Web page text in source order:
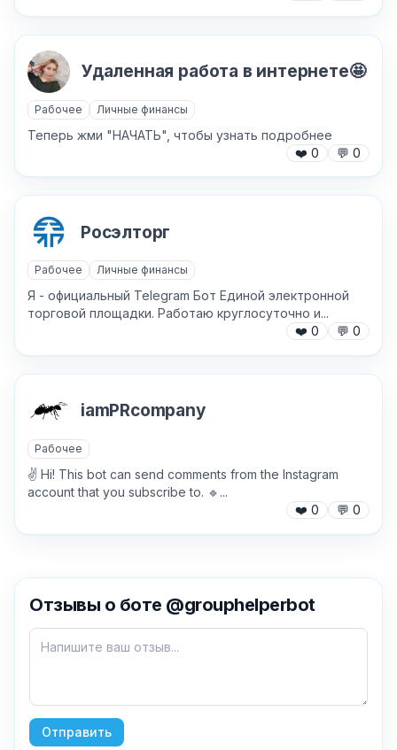
Как добавить бота?
Текст обращения (необязательно)
Хочу получить ответ на email
Удаленная работа в интернете🤩
Рабочее Личные финансы
Теперь жми "НАЧАТЬ", чтобы узнать подробнее
❤️ 0 💬 0
Росэлторг
Рабочее Личные финансы
Я - официальный Telegram Бот Единой электронной
торговой площадки. Работаю круглосуточно и...
❤️ 0 💬 0
iamPRcompany
Рабочее
✌️ Hi! This bot can send comments from the Instagram
account that you subscribe to. 🔹...
❤️ 0 💬 0
Отзывы о боте @grouphelperbot
Отправить